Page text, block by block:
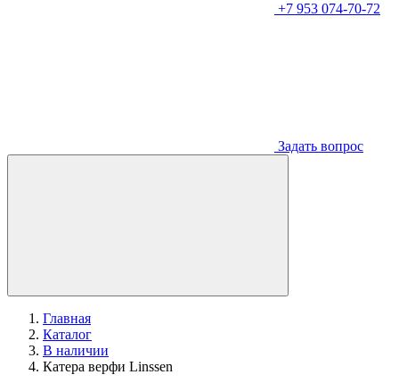
+7 953 074-70-72
Задать вопрос
Главная
Каталог
В наличии
Катера верфи Linssen